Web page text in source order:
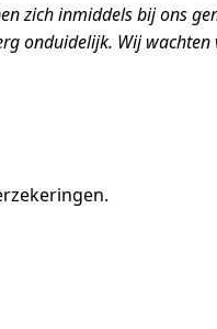
zich inmiddels bij ons
onduidelijk. Wij